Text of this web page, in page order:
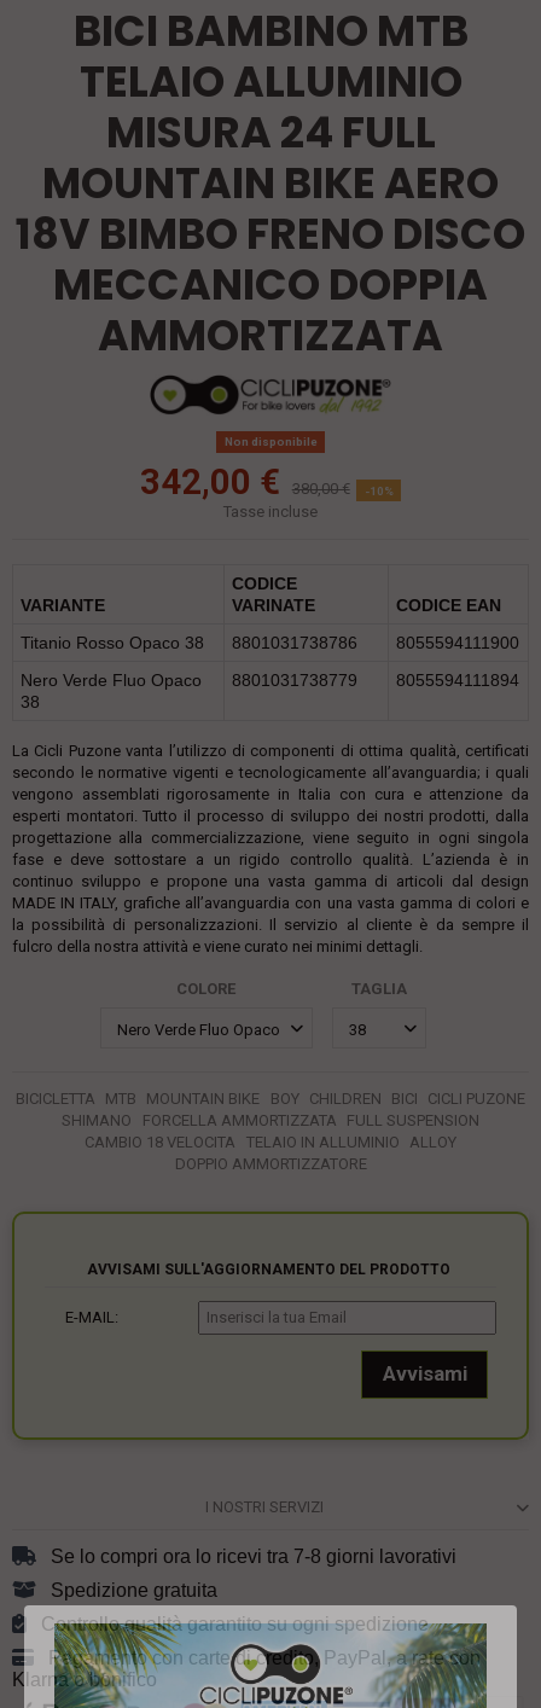
BICI BAMBINO MTB
TELAIO ALLUMINIO
MISURA 24 FULL
MOUNTAIN BIKE AERO
18V BIMBO FRENO DISCO
MECCANICO DOPPIA
AMMORTIZZATA
Non disponibile
342,00 € 380,00 € -10%
Tasse incluse
VARIANTE
CODICE
VARINATE
CODICE EAN
Titanio Rosso Opaco 38
8801031738786
8055594111900
Nero Verde Fluo Opaco
38
8801031738779 8055594111894
La Cicli Puzone vanta l’utilizzo di componenti di ottima qualità, certificati
secondo le normative vigenti e tecnologicamente all’avanguardia; i quali
vengono assemblati rigorosamente in Italia con cura e attenzione da
esperti montatori. Tutto il processo di sviluppo dei nostri prodotti, dalla
progettazione alla commercializzazione, viene seguito in ogni singola
fase e deve sottostare a un rigido controllo qualità. L’azienda è in
continuo sviluppo e propone una vasta gamma di articoli dal design
MADE IN ITALY, grafiche all’avanguardia con una vasta gamma di colori e
la possibilità di personalizzazioni. Il servizio al cliente è da sempre il
fulcro della nostra attività e viene curato nei minimi dettagli.
COLORE TAGLIA
BICICLETTA MTB MOUNTAIN BIKE BOY CHILDREN BICI
CICLI PUZONE
SHIMANO
FORCELLA AMMORTIZZATA
FULL SUSPENSION
CAMBIO 18 VELOCITA
TELAIO IN ALLUMINIO
ALLOY
DOPPIO AMMORTIZZATORE
AVVISAMI SULL'AGGIORNAMENTO DEL PRODOTTO
E-MAIL:
I NOSTRI SERVIZI
Se lo compri ora lo ricevi tra 7-8 giorni lavorativi
Spedizione gratuita
Controllo qualità garantito su ogni spedizione
Pagamento con carte di credito, PayPal, a rate con
Klarna o bonifico